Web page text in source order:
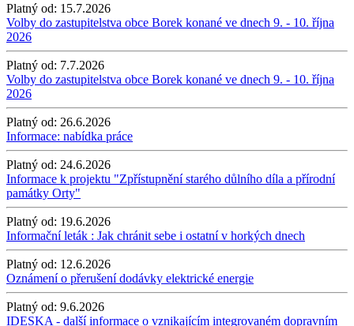
Platný od: 15.7.2026
Volby do zastupitelstva obce Borek konané ve dnech 9. - 10. října
2026
Platný od: 7.7.2026
Volby do zastupitelstva obce Borek konané ve dnech 9. - 10. října
2026
Platný od: 26.6.2026
Informace: nabídka práce
Platný od: 24.6.2026
Informace k projektu "Zpřístupnění starého důlního díla a přírodní
památky Orty"
Platný od: 19.6.2026
Informační leták : Jak chránit sebe i ostatní v horkých dnech
Platný od: 12.6.2026
Oznámení o přerušení dodávky elektrické energie
Platný od: 9.6.2026
IDESKA - další informace o vznikajícím integrovaném dopravním